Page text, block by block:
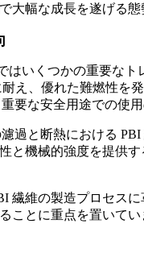
大幅な成長を遂げる態
いくつかの重要な
え、優れた難燃性
要な安全用途での使用
過と断熱における
と機械的強度を提供
繊維の製造プロセス
ことに重点を置いて